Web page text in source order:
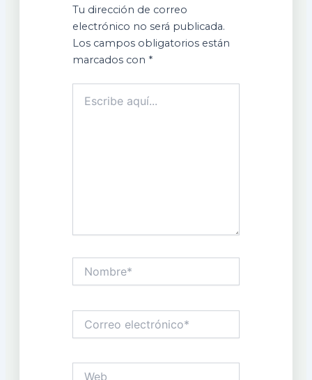
Tu dirección de correo
electrónico no será publicada.
Los campos obligatorios están
marcados con *
aquí...
electrónico*